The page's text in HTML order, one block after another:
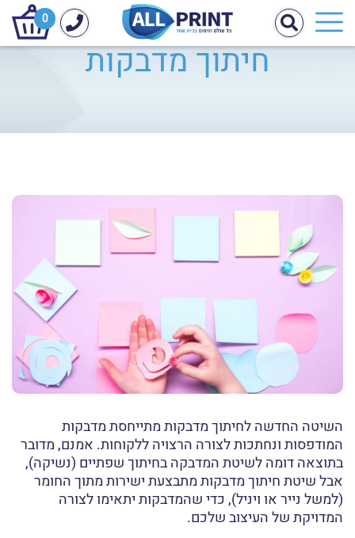
0
חיתוך מדבקות
השיטה החדשה לחיתוך מדבקות מתייחסת מדבקות
המודפסות ונחתכות לצורה הרצויה ללקוחות. אמנם, מדובר
בתוצאה דומה לשיטת המדבקה בחיתוך שפתיים (נשיקה),
אבל שיטת חיתוך מדבקות מתבצעת ישירות מתוך החומר
(למשל נייר או ויניל), כדי שהמדבקות יתאימו לצורה
המדויקת של העיצוב שלכם.